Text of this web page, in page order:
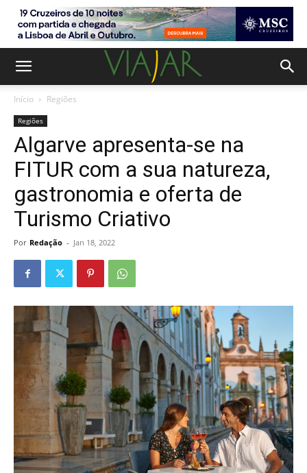
Início Regiões
Regiões
Algarve apresenta-se na
FITUR com a sua natureza,
gastronomia e oferta de
Turismo Criativo
Por Redação - Jan 18, 2022